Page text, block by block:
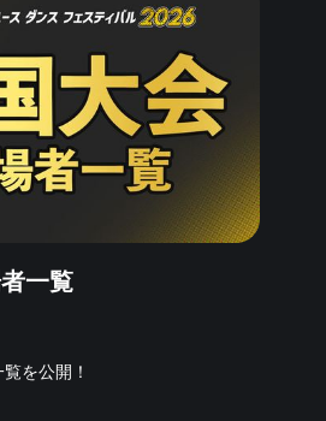
一覧
を公開！